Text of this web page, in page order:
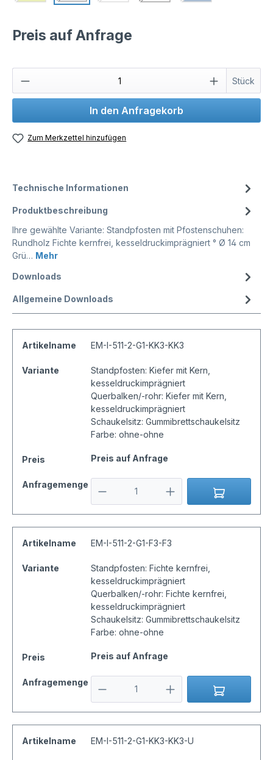
Preis auf Anfrage
Stück
In den Anfragekorb
Zum Merkzettel hinzufügen
Technische Informationen
Produktbeschreibung
Ihre gewählte Variante: Standpfosten mit Pfostenschuhen:
Rundholz Fichte kernfrei, kesseldruckimprägniert ° Ø 14 cm
Grü… Mehr
Downloads
Allgemeine Downloads
Artikelname EM-I-511-2-G1-KK3-KK3
Variante
Standpfosten: Kiefer mit Kern,
kesseldruckimprägniert
Querbalken/-rohr: Kiefer mit Kern,
kesseldruckimprägniert
Schaukelsitz: Gummibrettschaukelsitz
Farbe: ohne-ohne
Preis Preis auf Anfrage
Anfragemenge
Artikelname EM-I-511-2-G1-F3-F3
Variante
Standpfosten: Fichte kernfrei,
kesseldruckimprägniert
Querbalken/-rohr: Fichte kernfrei,
kesseldruckimprägniert
Schaukelsitz: Gummibrettschaukelsitz
Farbe: ohne-ohne
Preis Preis auf Anfrage
Anfragemenge
Artikelname EM-I-511-2-G1-KK3-KK3-U